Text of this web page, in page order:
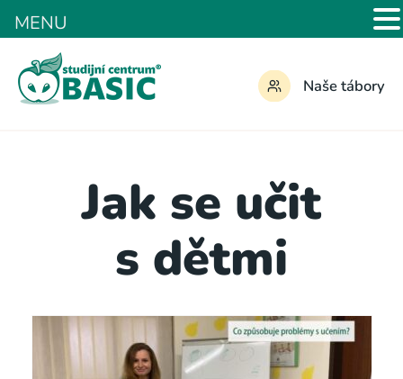
Naše tábory
Jak se učit
s dětmi
MENU